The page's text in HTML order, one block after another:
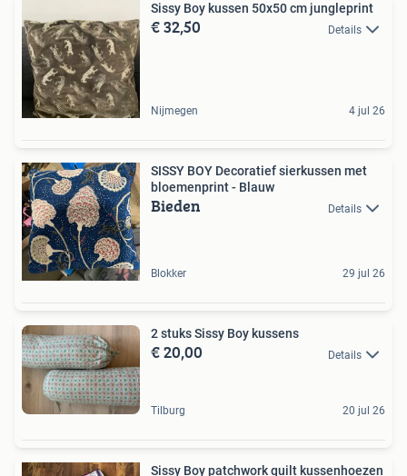
Sissy Boy kussen 50x50 cm jungleprint
€ 32,50 Details
Nijmegen 4 jul 26
SISSY BOY Decoratief sierkussen met
bloemenprint - Blauw
Bieden Details
Blokker 29 jul 26
2 stuks Sissy Boy kussens
€ 20,00 Details
Tilburg 20 jul 26
Sissy Boy patchwork quilt kussenhoezen